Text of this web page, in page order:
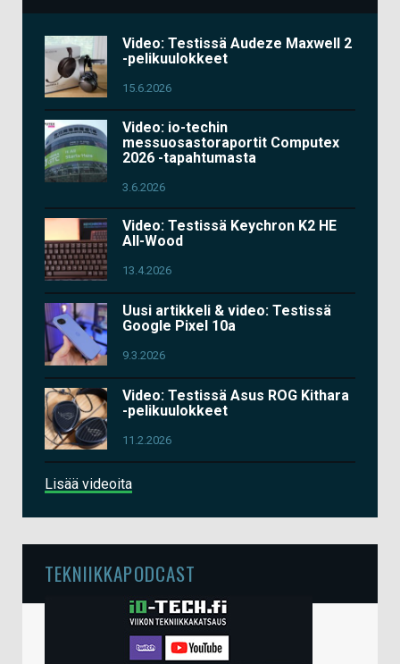
Video: Testissä Audeze Maxwell 2
-pelikuulokkeet
15.6.2026
Video: io-techin
messuosastoraportit Computex
2026 -tapahtumasta
3.6.2026
Video: Testissä Keychron K2 HE
All-Wood
13.4.2026
Uusi artikkeli & video: Testissä
Google Pixel 10a
9.3.2026
Video: Testissä Asus ROG Kithara
-pelikuulokkeet
11.2.2026
Lisää videoita
TEKNIIKKAPODCAST